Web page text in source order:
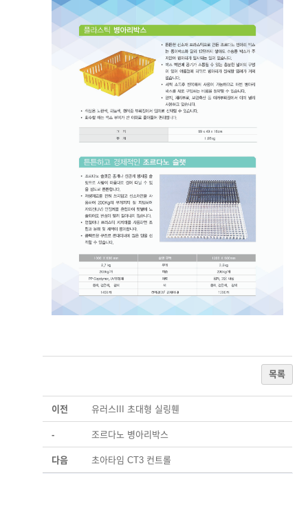
목록
이전 유러스III 초대형 실링휀
- 조르다노 병아리박스
다음 초아타임 CT3 컨트롤